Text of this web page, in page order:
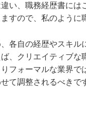
い、職務経歴書に
ので、私のように
各自の経歴やスキ
、クリエイティブ
フォーマルな業界
て調整されるべき